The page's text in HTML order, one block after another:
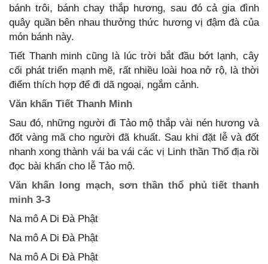
bánh trôi, bánh chay thắp hương, sau đó cả gia đình
quây quần bên nhau thưởng thức hương vị đậm đà của
món bánh này.
Tiết Thanh minh cũng là lúc trời bắt đầu bớt lạnh, cây
cối phát triển mạnh mẽ, rất nhiều loài hoa nở rộ, là thời
điểm thích hợp để đi dã ngoại, ngắm cảnh.
Văn khấn Tiết Thanh Minh
Sau đó, những người đi Tảo mộ thắp vài nén hương và
đốt vàng mã cho người đã khuất. Sau khi đặt lễ và đốt
nhanh xong thành vái ba vái các vị Linh thần Thổ địa rồi
đọc bài khấn cho lễ Tảo mộ.
Văn khấn long mạch, sơn thần thổ phủ tiết thanh
minh 3-3
Na mô A Di Đà Phật
Na mô A Di Đà Phật
Na mô A Di Đà Phật